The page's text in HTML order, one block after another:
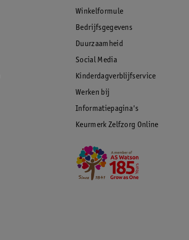
Winkelformule
Bedrijfsgegevens
Duurzaamheid
Social Media
Kinderdagverblijfservice
Werken bij
Informatiepagina's
Keurmerk Zelfzorg Online